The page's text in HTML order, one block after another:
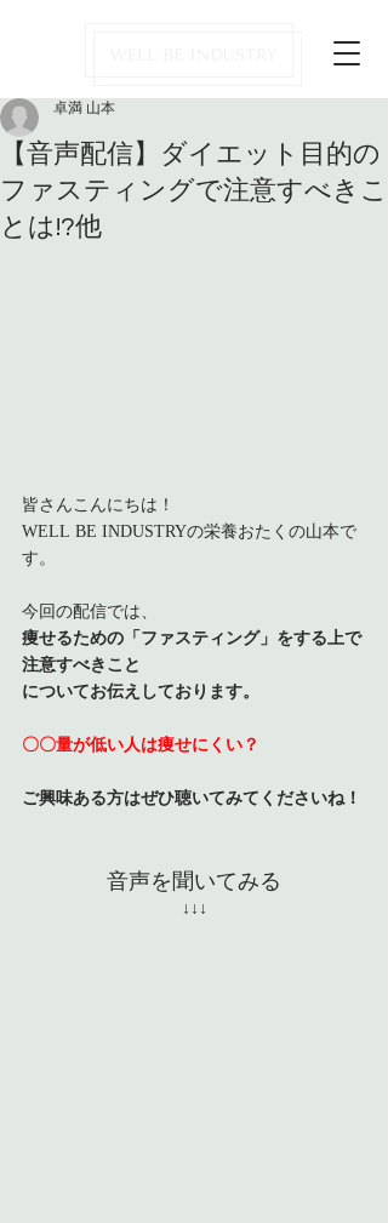
【音声配信】ダイエット目的の
ファスティングで注意すべきこ
とは!?他
卓満 山本
皆さんこんにちは！
WELL BE INDUSTRYの栄養おたくの山本で
す。
今回の配信では、
痩せるための「ファスティング」をする上で
注意すべきこと
についてお伝えしております。
〇〇量が低い人は痩せにくい？
ご興味ある方はぜひ聴いてみてくださいね！
音声を聞いてみる
↓↓↓